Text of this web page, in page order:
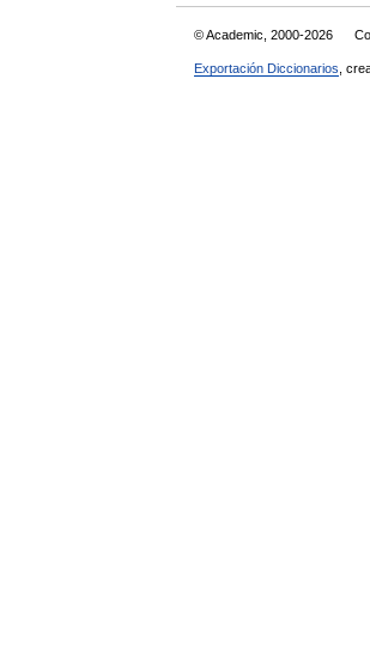
© Academic, 2000-2026
Exportación Diccionarios ,